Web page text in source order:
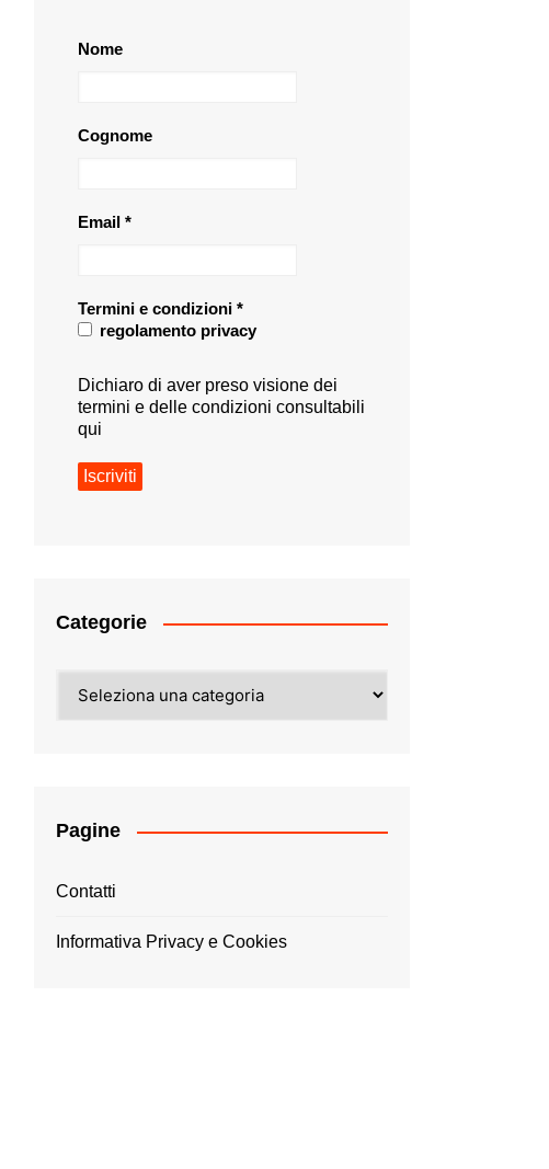
Nome
Cognome
Email *
Termini e condizioni *
regolamento privacy
Dichiaro di aver preso visione dei
termini e delle condizioni consultabili
qui
Categorie
Pagine
Contatti
Informativa Privacy e Cookies